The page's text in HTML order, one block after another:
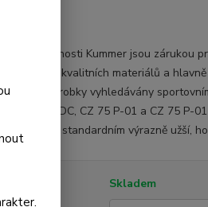
od společnosti Kummer jsou zárukou
použití kvalitních materiálů a
jejich výrobky vyhledávány
pro CZ 75 DC, CZ 75 P-01 a CZ 75 P-
jsou oproti standardním výrazně užší,
Skladem